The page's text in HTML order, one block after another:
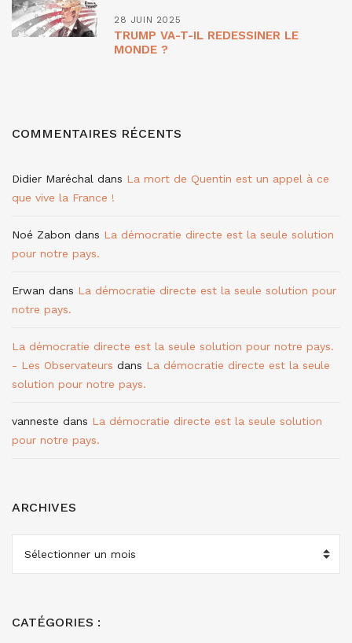
28 JUIN 2025
TRUMP VA-T-IL REDESSINER LE
MONDE ?
COMMENTAIRES RÉCENTS
Didier Maréchal dans La mort de Quentin est un appel à ce
que vive la France !
Noé Zabon dans La démocratie directe est la seule solution
pour notre pays.
Erwan dans La démocratie directe est la seule solution pour
notre pays.
La démocratie directe est la seule solution pour notre pays.
- Les Observateurs dans La démocratie directe est la seule
solution pour notre pays.
vanneste dans La démocratie directe est la seule solution
pour notre pays.
ARCHIVES
CATÉGORIES :